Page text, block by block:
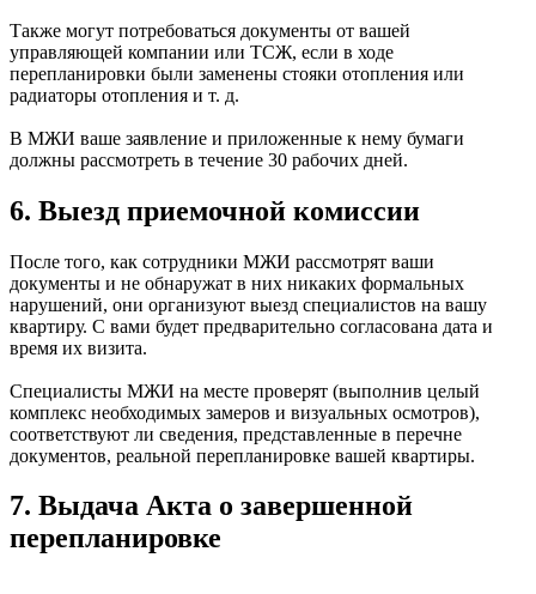
Также могут потребоваться документы от вашей
управляющей компании или ТСЖ, если в ходе
перепланировки были заменены стояки отопления или
радиаторы отопления и т. д.
В МЖИ ваше заявление и приложенные к нему бумаги
должны рассмотреть в течение 30 рабочих дней.
6. Выезд приемочной комиссии
После того, как сотрудники МЖИ рассмотрят ваши
документы и не обнаружат в них никаких формальных
нарушений, они организуют выезд специалистов на вашу
квартиру. С вами будет предварительно согласована дата и
время их визита.
Специалисты МЖИ на месте проверят (выполнив целый
комплекс необходимых замеров и визуальных осмотров),
соответствуют ли сведения, представленные в перечне
документов, реальной перепланировке вашей квартиры.
7. Выдача Акта о завершенной
перепланировке